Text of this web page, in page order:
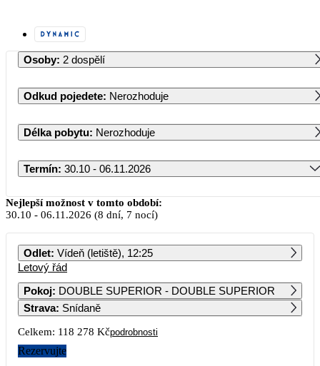
Osoby: 2 dospělí
Odkud pojedete: Nerozhoduje
Délka pobytu: Nerozhoduje
Termín: 30.10 - 06.11.2026
Říjen 2026
PO ÚT ST ČT PÁ SO NE
77 519
5
Nejlepší možnost v tomto období:
30.10 - 06.11.2026 (8 dní, 7 nocí)
Odlet: Vídeň (letiště), 12:25
Letový řád
Pokoj: DOUBLE SUPERIOR - DOUBLE SUPERIOR
Strava: Snídaně
Celkem: 118 278 Kčpodrobnosti
Rezervujte